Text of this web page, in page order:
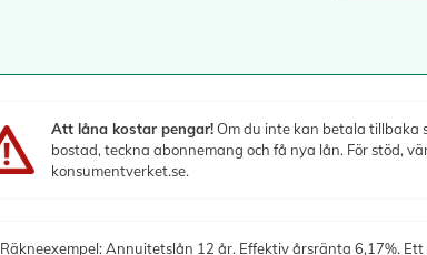
Att låna kostar pengar!Om du inte kan betala tillbaka
bostad, teckna abonnemang och få nya lån. För stöd,
konsumentverket.se.
Räkneexempel: Annuitetslån 12 år. Effektiv årsränta 6,17%.